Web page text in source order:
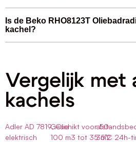
Is de Beko RHO8123T
kachel?
Vergelijk met
kachels
Adler AD 7819, Olie
elektrisch
Geschikt voor 50-
100 m3 tot 35 m235°C 24h-